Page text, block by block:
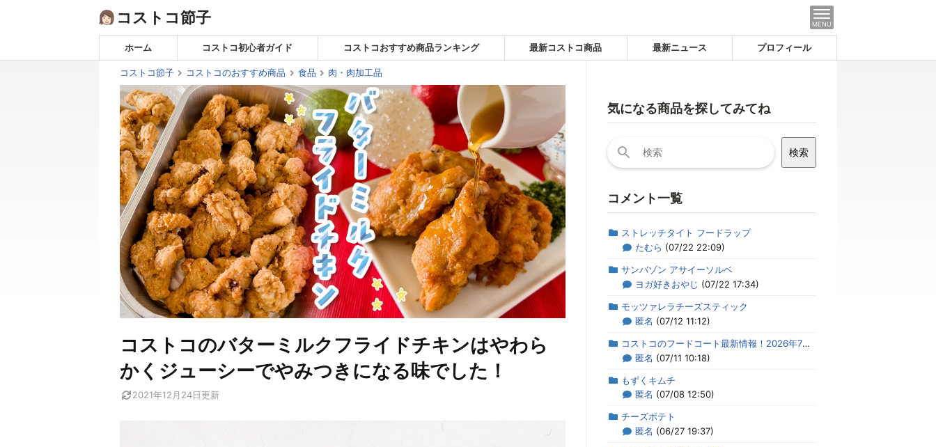
コストコ節子 MENU
ホーム コストコ初心者ガイド コストコおすすめ商品ランキング 最新コストコ商品 最新ニュース プロフィール
コストコ節子 コストコのおすすめ商品 食品 肉・肉加工品
コストコのバターミルクフライドチキンはやわら
かくジューシーでやみつきになる味でした！
2021年12月24日更新
気になる商品を探してみてね
索:
コメント一覧
ストレッチタイト フードラップ
たむら (07/22 22:09)
サンバゾン アサイーソルベ
ヨガ好きおやじ (07/22 17:34)
モッツァレラチーズスティック
匿名 (07/12 11:12)
コストコのフードコート最新情報！2026年7月のメニューまとめ
匿名 (07/11 10:18)
もずくキムチ
匿名 (07/08 12:50)
チーズポテト
匿名 (06/27 19:37)